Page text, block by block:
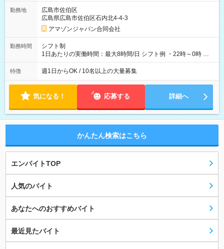
勤務地
広島市佐伯区
広島県広島市佐伯区石内北4-4-3
アマゾンジャパン合同会社
勤務時間
シフト制
1日あたりの実働時間：最大8時間/日 シフト例 ・22時～0時 入
社後、就業可能シフトをご確認の上、申請してください。
特徴 週1日からOK / 10名以上の大量募集
気になる！ 応募する 詳細へ
かんたん検索はこちら
エンバイトTOP
人気のバイト
あなたへのおすすめバイト
最近見たバイト